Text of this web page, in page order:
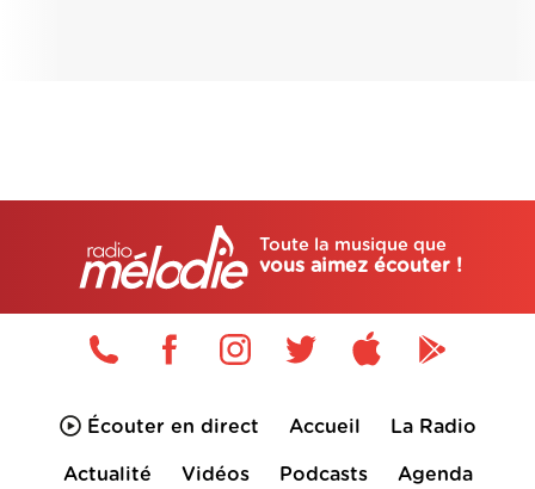
Toute la musique que
vous aimez écouter !
Écouter en direct Accueil La Radio
Actualité Vidéos Podcasts Agenda